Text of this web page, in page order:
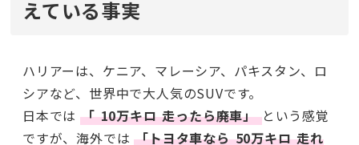
えている事実
ハリアーは、ケニア、マレーシア、パキスタン、ロ
シアなど、世界中で大人気のSUVです。
日本では 「10万キロ走ったら廃車」という感覚
ですが、海外では「トヨタ車なら50万キロ走れ